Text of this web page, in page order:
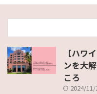
【ハワ
ンを大
ころ
2024/11/